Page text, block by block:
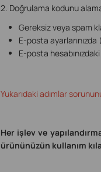
2. Doğrulama kodunu
Gereksiz veya spam
E-posta
E-posta
Yukarıdaki adımlar
Her işlev ve
ürününüzün kullanım